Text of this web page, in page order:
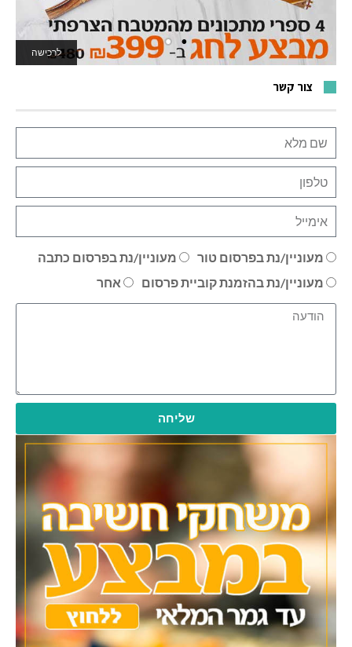
לרכישה
לאתר המשחקים
צור קשר
מעוניין/נת בפרסום טור
מעוניין/נת בפרסום כתבה
מעוניין/נת בהזמנת קוביית פרסום
אחר
שליחה